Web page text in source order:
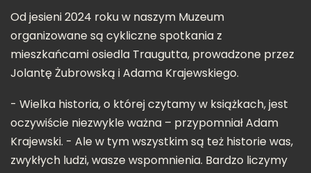
Od jesieni 2024 roku w naszym Muzeum
organizowane są cykliczne spotkania z
mieszkańcami osiedla Traugutta, prowadzone przez
Jolantę Żubrowską i Adama Krajewskiego.
- Wielka historia, o której czytamy w książkach, jest
oczywiście niezwykle ważna – przypomniał Adam
Krajewski. - Ale w tym wszystkim są też historie was,
zwykłych ludzi, wasze wspomnienia. Bardzo liczymy